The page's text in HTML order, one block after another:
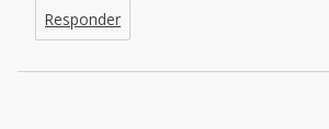
Responder